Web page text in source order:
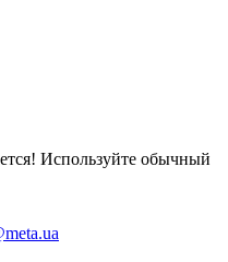
Используйте обычный